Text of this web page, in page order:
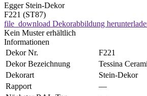
Egger Stein-Dekor
F221 (ST87)
file_download Dekorabbildung
Kein Muster erhältlich
Informationen
Dekor Nr.
F221
Dekor Bezeichnung
Tessina
Dekorart
Stein-Dekor
Rapport
—